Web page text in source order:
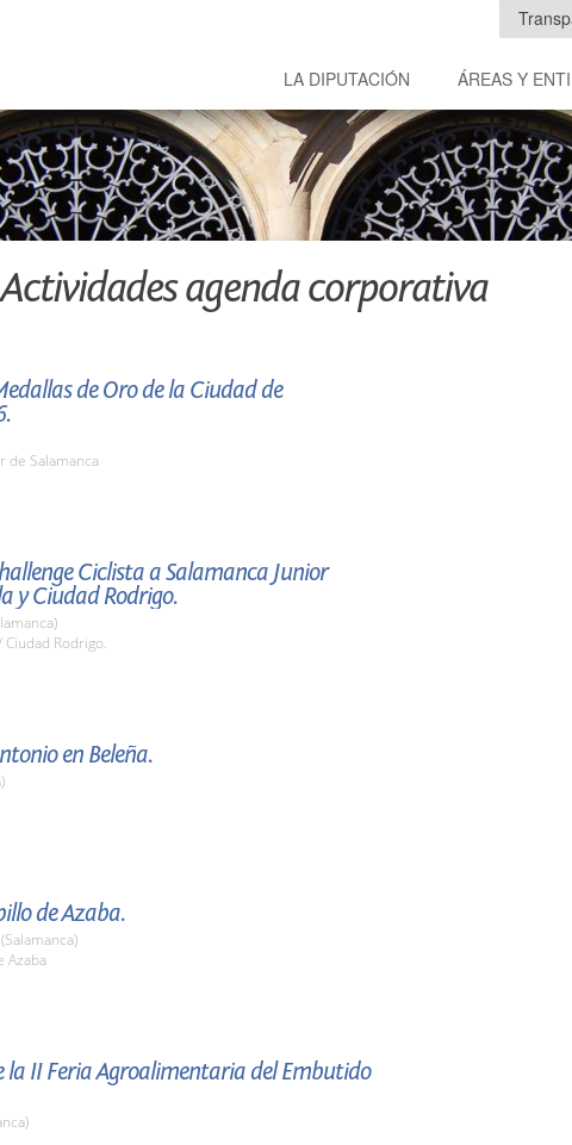
LA DIPUTACIÓN ÁREAS Y
agenda corporativa
de Oro de la Ciudad de
de Salamanca
Ciclista a Salamanca Junior
y Ciudad Rodrigo.
Ciudad Rodrigo.
en Beleña.
de Azaba.
Azaba
la II Feria Agroalimentaria del Embutido